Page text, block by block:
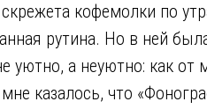
кофемолки по
рутина. Но в ней
уютно, а неуютно: как
казалось, что